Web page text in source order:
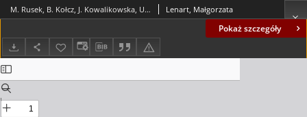
Pokaż szczegóły
M. Rusek, B. Kołcz, J. Kowalikowska, U. ŻydekBednarczuk, Barwy epok. Poradnik dla nauczyciela. Program nauczania - recenzja Lenart, Małgorzata